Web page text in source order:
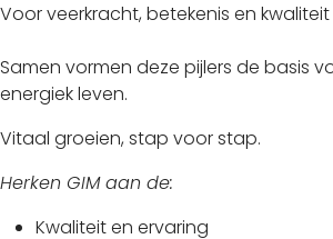
Voor veerkracht, betekenis en
Samen vormen deze pijlers de basis
energiek leven.
Vitaal groeien, stap voor stap.
Herken GIM aan de:
Kwaliteit en ervaring